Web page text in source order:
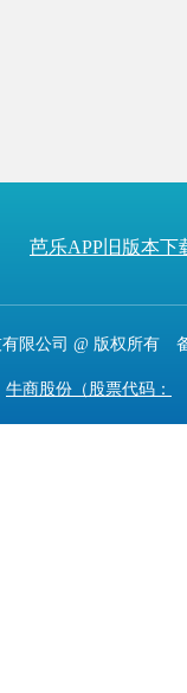
芭乐APP旧版本下
有限公司 @ 版权所有
牛商股份（股票代码：